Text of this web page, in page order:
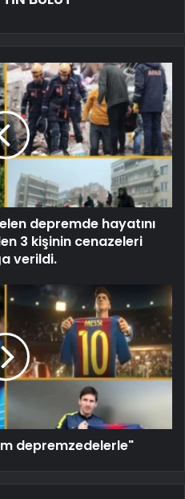
depremde hayatını
3 kişinin cenazeleri
verildi.
depremzedelerle"